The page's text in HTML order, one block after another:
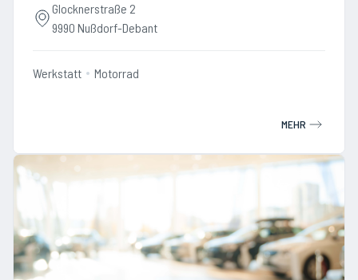
Glocknerstraße 2
9990 Nußdorf-Debant
Werkstatt Motorrad
MEHR